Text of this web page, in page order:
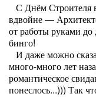
С Днём Строителя
вдвойне —
от работы руками до
бинго!
И даже можно
много-много лет
романтическое
понеслось...))) Так